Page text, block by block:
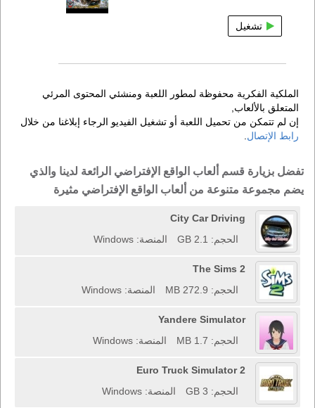
تشغيل
الملكية الفكرية محفوظة لمطور اللعبة ومنشئي المحتوى المرئي
المتعلق بالألعاب,
إن لم تتمكن من تحميل اللعبة أو تشغيل الفيديو الرجاء إبلاغنا من خلال
رابط الإتصال.
تفضل بزيارة قسم ألعاب الواقع الإفتراضي الرائعة لدينا والذي
يضم مجموعة متنوعة من ألعاب الواقع الإفتراضي مثيرة
City Car Driving
الحجم: 2.1 GB
المنصة: Windows
The Sims 2
الحجم: 272.9 MB
المنصة: Windows
Yandere Simulator
الحجم: 1.7 MB
المنصة: Windows
Euro Truck Simulator 2
الحجم: 3 GB
المنصة: Windows